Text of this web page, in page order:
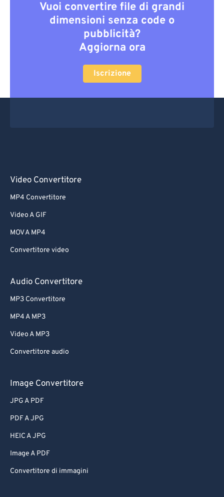
Vuoi convertire file di grandi
dimensioni senza code o
pubblicità?
Aggiorna ora
Iscrizione
Video Convertitore
MP4 Convertitore
Video A GIF
MOV A MP4
Convertitore video
Audio Convertitore
MP3 Convertitore
MP4 A MP3
Video A MP3
Convertitore audio
Image Convertitore
JPG A PDF
PDF A JPG
HEIC A JPG
Image A PDF
Convertitore di immagini